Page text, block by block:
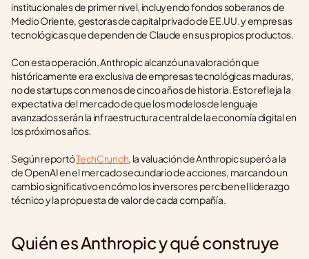
institucionales de primer nivel, incluyendo fondos soberanos de
Medio Oriente, gestoras de capital privado de EE.UU. y empresas
tecnológicas que dependen de Claude en sus propios productos.
Con esta operación, Anthropic alcanzó una valoración que
históricamente era exclusiva de empresas tecnológicas maduras,
no de startups con menos de cinco años de historia. Esto refleja la
expectativa del mercado de que los modelos de lenguaje
avanzados serán la infraestructura central de la economía digital en
los próximos años.
Según reportó TechCrunch, la valuación de Anthropic superó a la
de OpenAI en el mercado secundario de acciones, marcando un
cambio significativo en cómo los inversores perciben el liderazgo
técnico y la propuesta de valor de cada compañía.
Quién es Anthropic y qué construye